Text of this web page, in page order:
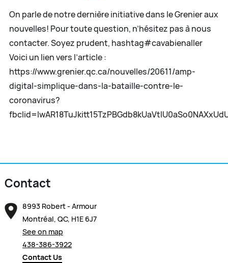
On parle de notre dernière initiative dans le Grenier aux
nouvelles! Pour toute question, n’hésitez pas à nous
contacter. Soyez prudent, hashtag#cavabienaller
Voici un lien vers l’article :
https://www.grenier.qc.ca/nouvelles/20611/amp-
digital-simplique-dans-la-bataille-contre-le-
coronavirus?
Contact
8993 Robert - Armour
Montréal, QC, H1E 6J7
See on map
438-386-3922
Contact Us